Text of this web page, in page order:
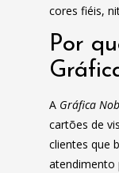
cores fiéis,
Por
A Gráfica
cartões de
clientes que
atendimento